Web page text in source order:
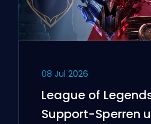
08 Jul 2026
League of
Support-Sperren